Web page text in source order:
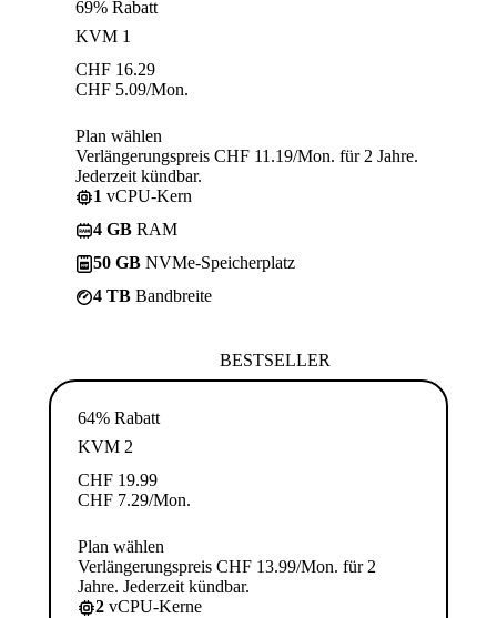
69% Rabatt
KVM 1
CHF 16.29
CHF 5.09/Mon.
Plan wählen
Verlängerungspreis CHF 11.19/Mon. für 2 Jahre.
Jederzeit kündbar.
1 vCPU-Kern
4 GB RAM
50 GB NVMe-Speicherplatz
4 TB Bandbreite
BESTSELLER
64% Rabatt
KVM 2
CHF 19.99
CHF 7.29/Mon.
Plan wählen
Verlängerungspreis CHF 13.99/Mon. für 2
Jahre. Jederzeit kündbar.
2 vCPU-Kerne